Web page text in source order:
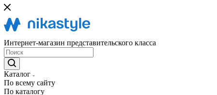
Интернет-магазин представительского класса
Каталог
По всему сайту
По каталогу